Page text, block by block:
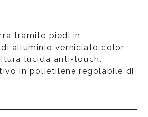
tramite piedi in
alluminio verniciato color
lucida anti-touch.
in polietilene regolabile di